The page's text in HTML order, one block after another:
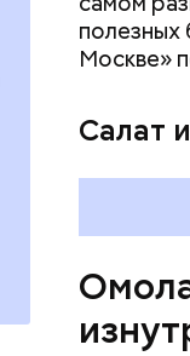
полезных
Москве»
Салат
плода.
ряда
лютеин
наше
калий